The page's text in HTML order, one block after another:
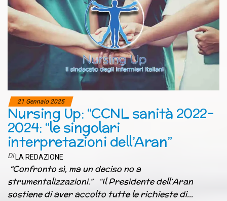
21 Gennaio 2025
Nursing Up: “CCNL sanità 2022-
2024: “le singolari
interpretazioni dell’Aran”
Di LA REDAZIONE
“Confronto sì, ma un deciso no a
strumentalizzazioni.” “Il Presidente dell’Aran
sostiene di aver accolto tutte le richieste di…